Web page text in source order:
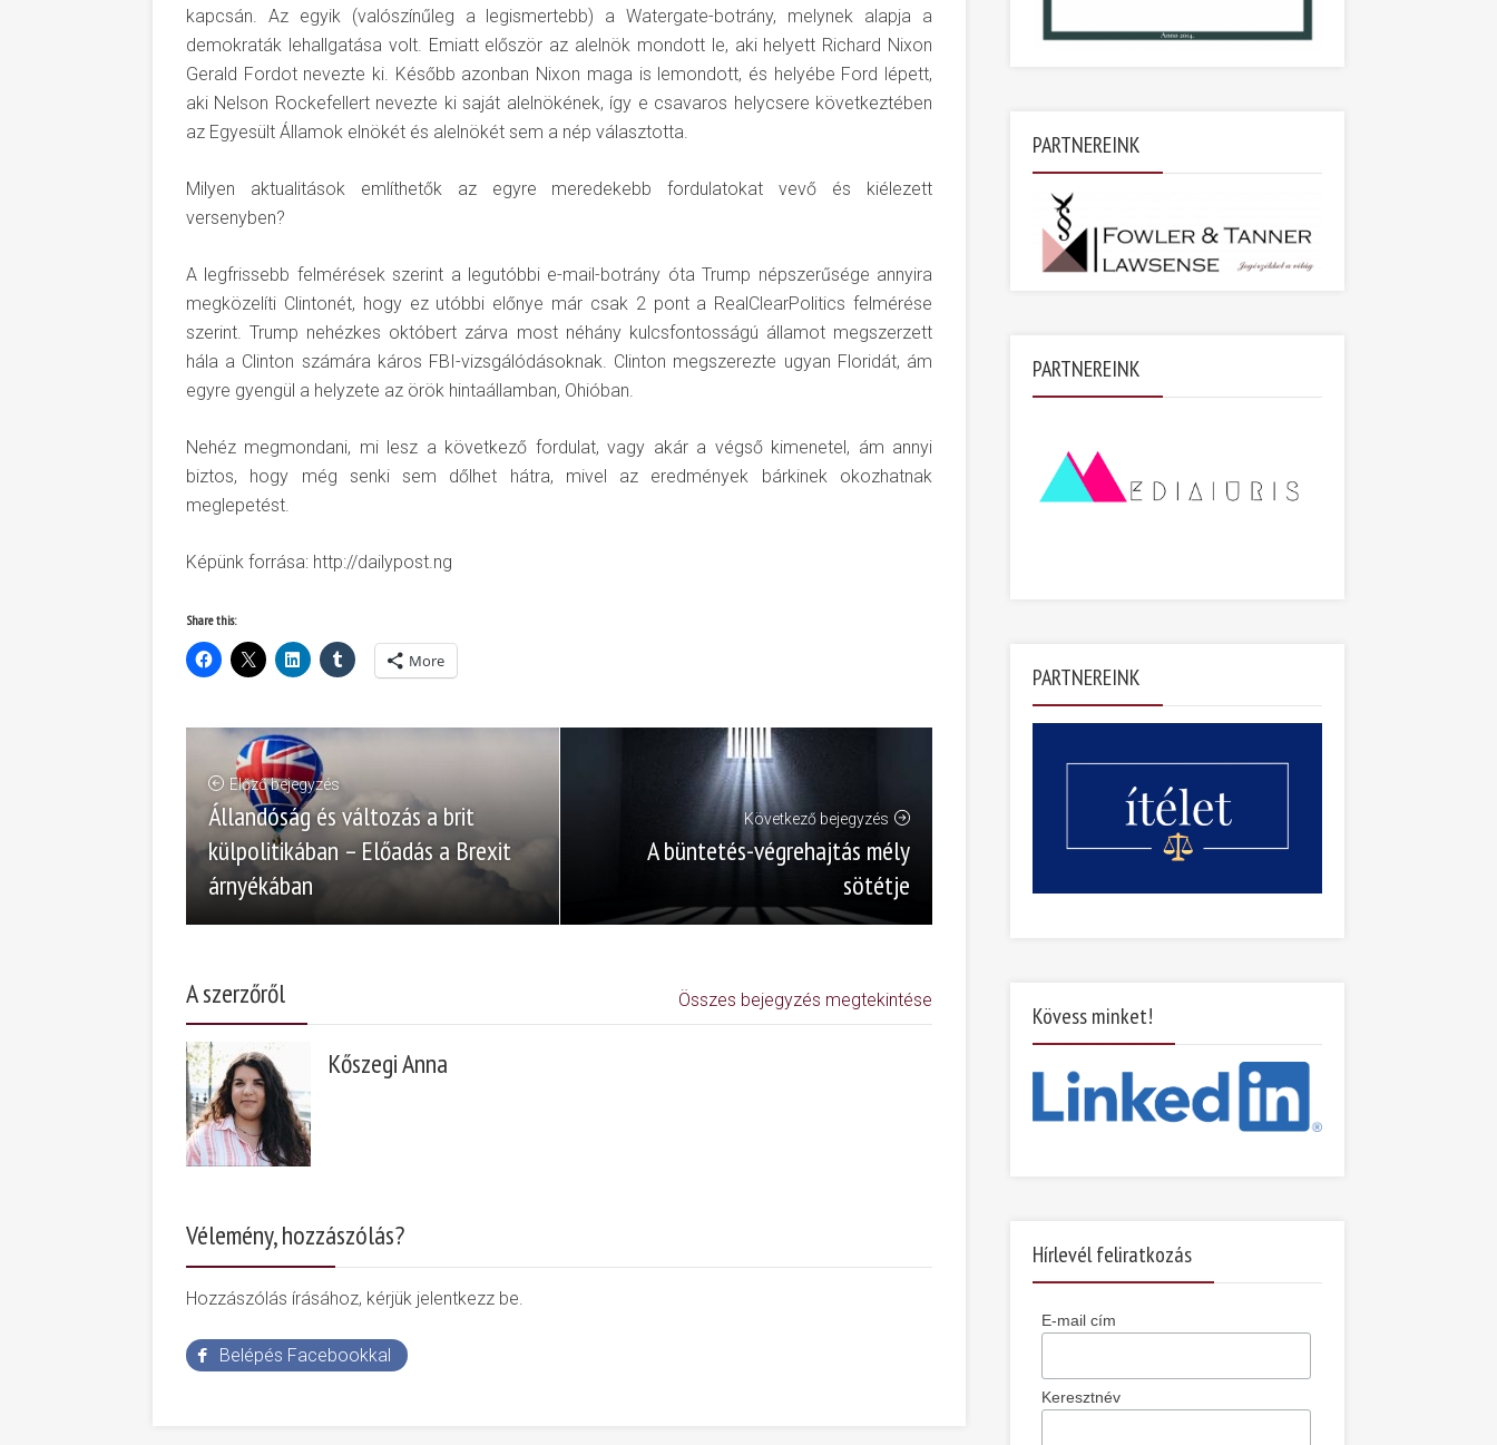
kapcsán. Az egyik (valószínűleg a legismertebb) a Watergate-botrány, melynek alapja a
demokraták lehallgatása volt. Emiatt először az alelnök mondott le, aki helyett Richard Nixon
Gerald Fordot nevezte ki. Később azonban Nixon maga is lemondott, és helyébe Ford lépett,
aki Nelson Rockefellert nevezte ki saját alelnökének, így e csavaros helycsere következtében
az Egyesült Államok elnökét és alelnökét sem a nép választotta.
Milyen aktualitások említhetők az egyre meredekebb fordulatokat vevő és kiélezett
versenyben?
A legfrissebb felmérések szerint a legutóbbi e-mail-botrány óta Trump népszerűsége annyira
megközelíti Clintonét, hogy ez utóbbi előnye már csak 2 pont a RealClearPolitics felmérése
szerint. Trump nehézkes októbert zárva most néhány kulcsfontosságú államot megszerzett
hála a Clinton számára káros FBI-vizsgálódásoknak. Clinton megszerezte ugyan Floridát, ám
egyre gyengül a helyzete az örök hintaállamban, Ohióban.
Nehéz megmondani, mi lesz a következő fordulat, vagy akár a végső kimenetel, ám annyi
biztos, hogy még senki sem dőlhet hátra, mivel az eredmények bárkinek okozhatnak
meglepetést.
Képünk forrása: http://dailypost.ng
Share this:
More
Előző bejegyzés
Állandóság és változás a brit
külpolitikában – Előadás a Brexit
árnyékában
Következő bejegyzés
A büntetés-végrehajtás mély
sötétje
A szerzőről Összes bejegyzés megtekintése
Kőszegi Anna
Vélemény, hozzászólás?
Hozzászólás írásához, kérjük jelentkezz be.
Belépés Facebookkal
PARTNEREINK
PARTNEREINK
PARTNEREINK
Kövess minket!
Hírlevél feliratkozás
E-mail cím
Keresztnév